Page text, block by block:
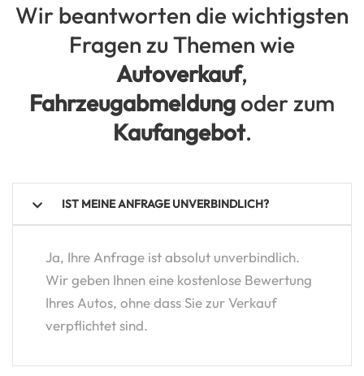
Wir beantworten die wichtigsten
Fragen zu Themen wie
Autoverkauf,
Fahrzeugabmeldungoder zum
Kaufangebot.
IST MEINE ANFRAGE UNVERBINDLICH?
Ja, Ihre Anfrage ist absolut unverbindlich.
Wir geben Ihnen eine kostenlose Bewertung
Ihres Autos, ohne dass Sie zur Verkauf
verpflichtet sind.